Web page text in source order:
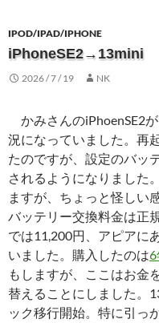
キ
ッ
IPOD/IPAD/IPHONE
iPhoneSE2→13mini
2026 / 7 / 19 NK
かみさんのiPhoenSE2
況になっていました。再
たのですが、設定のバッ
されるようになりました
ますが、ちょっと怪しい
バッテリー交換料金は正
では11,200円、アピアに
いました。購入したのは6
もしますが、ここはお金
替えることにしました。
ック移行開始。特に引っ